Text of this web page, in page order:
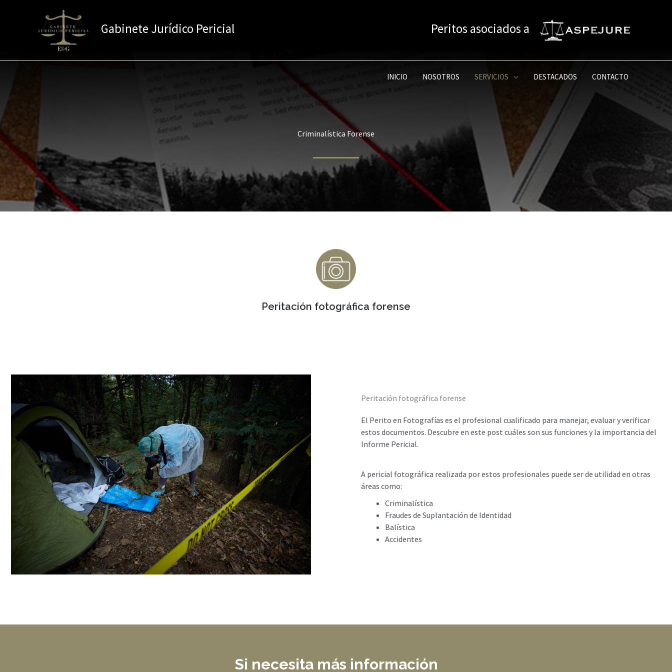
Gabinete Jurídico Pericial Peritos asociados a
INICIO NOSOTROS SERVICIOS DESTACADOS CONTACTO
Criminalística Forense
Peritación fotográfica forense
Peritación fotográfica forense
El Perito en Fotografías es el profesional cualificado para manejar, evaluar y verificar
estos documentos. Descubre en este post cuáles son sus funciones y la importancia del
Informe Pericial.
A pericial fotográfica realizada por estos profesionales puede ser de utilidad en otras
áreas como:
Criminalística
Fraudes de Suplantación de Identidad
Balística
Accidentes
Si necesita más información